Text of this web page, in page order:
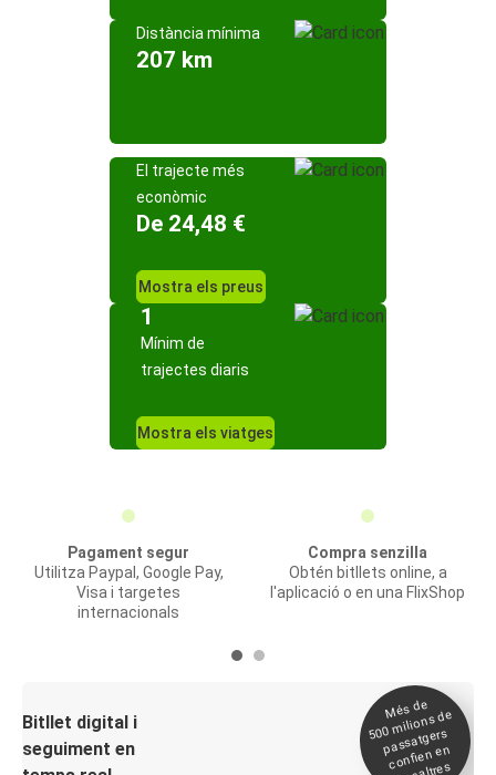
Distància mínima
207 km
El trajecte més
econòmic
De 24,48 €
Mostra els preus
1
Mínim de
trajectes diaris
Mostra els viatges
Pagament segur
Utilitza Paypal, Google Pay,
Visa i targetes
internacionals
Compra senzilla
Obtén bitllets online, a
l'aplicació o en una FlixShop
Bitllet digital i
seguiment en
Més de
500
milions de
passatgers
confien en